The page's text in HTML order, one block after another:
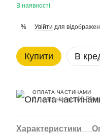
В наявності
% Увійти для
Купити В
ОПЛАТА ЧАСТИНАМИ
6 платежів по 66.50
Характеристики